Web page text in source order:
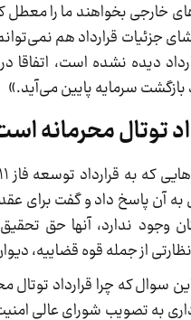
بخواهند ما را معطل
جزئیات قرارداد هم
دیده نشده است،
سرمایه پایین می‌آید.»
توتال محرمانه
آن پاسخ داد و گفت برای عقد
وجود ندارد، آنها حق
از جمله قوه قضاییه،